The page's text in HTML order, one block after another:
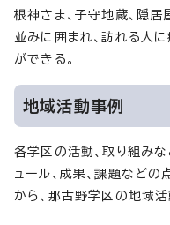
根神さま、子守地蔵、隠
並みに囲まれ、訪れる人
ができる。
地域活動事例
各学区の活動、取り組み
ュール、成果、課題などの
から、那古野学区の地域活